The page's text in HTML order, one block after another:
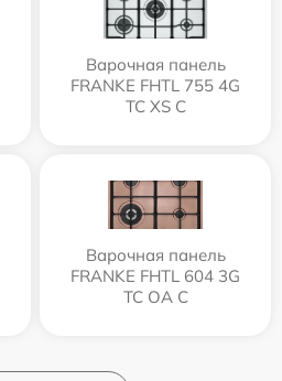
Варочная панель
FRANKE FHTL 755 4G
TC XS C
Варочная панель
FRANKE FHTL 604 3G
TC OA C